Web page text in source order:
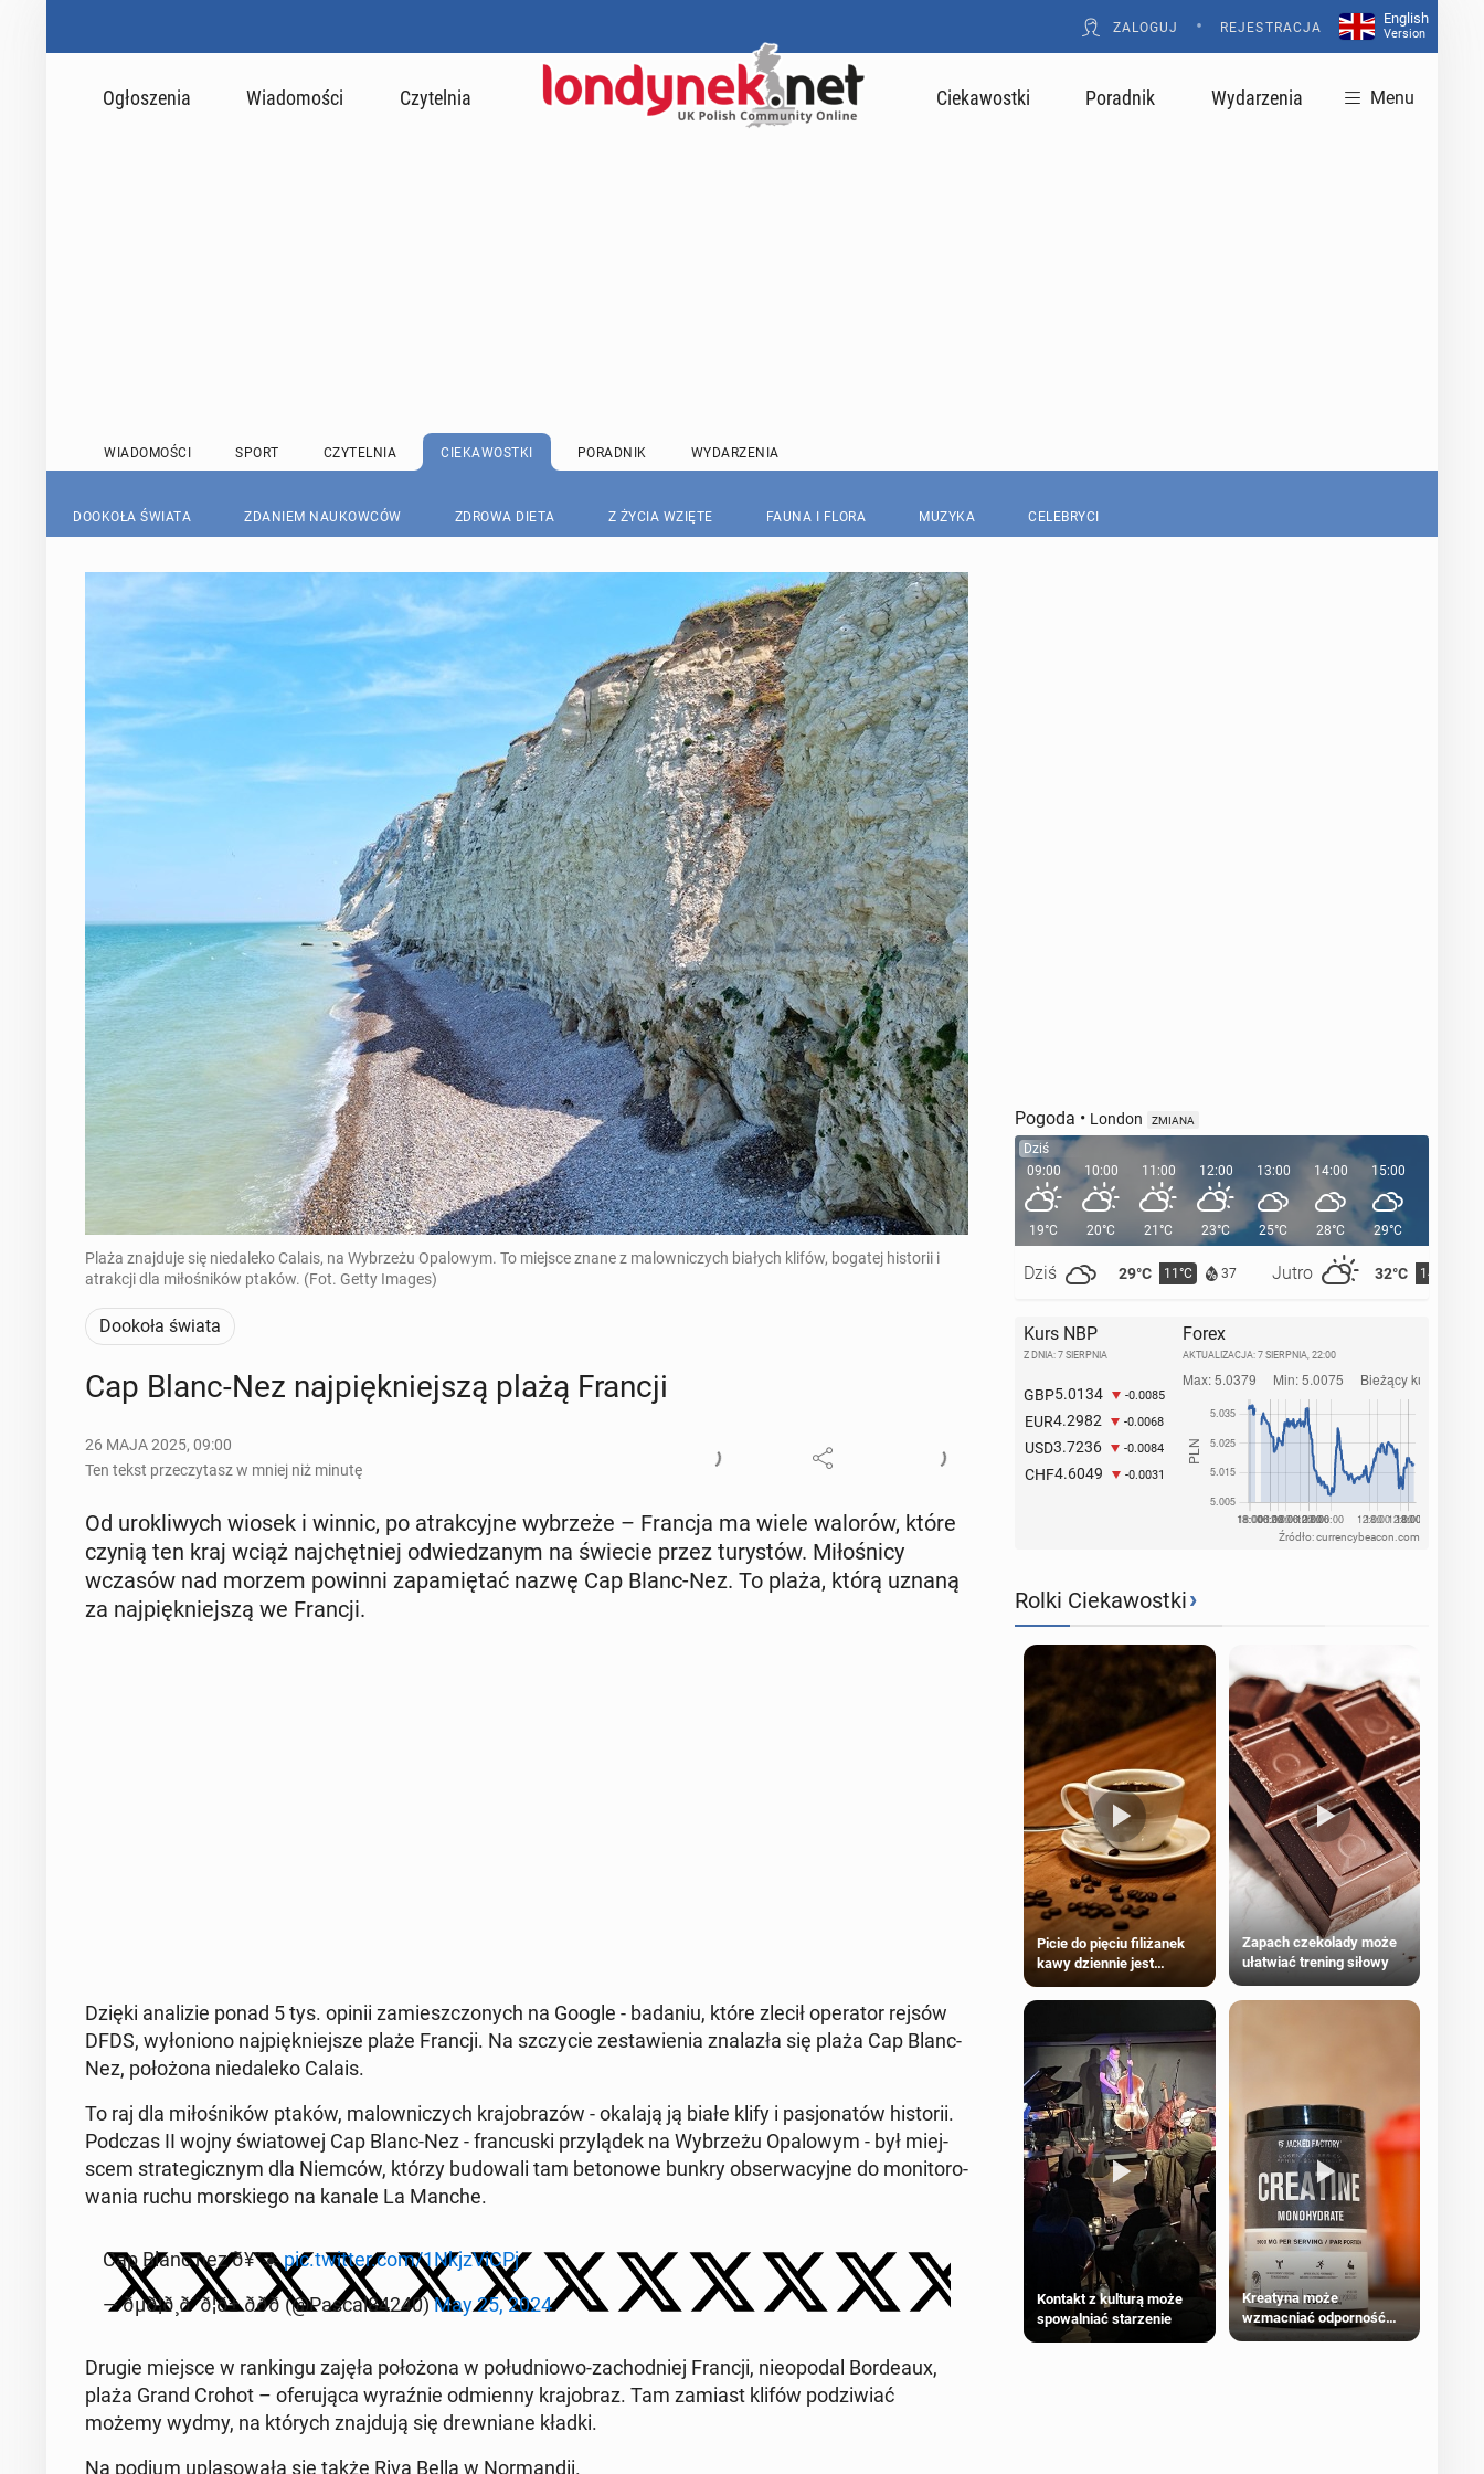
ZALOGUJ • REJESTRACJA
English
Version
Ogłoszenia Wiadomości Czytelnia Ciekawostki Poradnik Wydarzenia Menu
WIADOMOŚCI SPORT CZYTELNIA CIEKAWOSTKI PORADNIK WYDARZENIA
DOOKOŁA ŚWIATA ZDANIEM NAUKOWCÓW ZDROWA DIETA Z ŻYCIA WZIĘTE FAUNA I FLORA MUZYKA CELEBRYCI
Plaża znajduje się niedaleko Calais, na Wybrzeżu Opalowym. To miejsce znane z malowniczych białych klifów, bogatej historii i
atrakcji dla miłośników ptaków. (Fot. Getty Images)
Dookoła świata
Cap Blanc-Nez naj­pięk­niej­szą plażą Francji
26 MAJA 2025, 09:00
Ten tekst przeczytasz w mniej niż minutę
Od uro­kli­wych wiosek i winnic, po atrak­cyj­ne wy­brze­że – Francja ma wiele walorów, które
czynią ten kraj wciąż naj­chęt­niej od­wie­dza­nym na świecie przez tu­ry­stów. Mi­ło­śni­cy
wczasów nad morzem powinni za­pa­mię­tać nazwę Cap Blanc-Nez. To plaża, którą uznaną
za naj­pięk­niej­szą we Francji.
Dzięki ana­li­zie ponad 5 tys. opinii za­miesz­czo­nych na Google - badaniu, które zlecił ope­ra­tor rejsów
DFDS, wy­ło­nio­no naj­pięk­niej­sze plaże Francji. Na szczy­cie ze­sta­wie­nia zna­la­zła się plaża Cap Blanc-
Nez, po­ło­żo­na nie­da­le­ko Calais.
To raj dla mi­ło­śni­ków ptaków, ma­low­ni­czych kra­jo­bra­zów - okalają ją białe klify i pa­sjo­na­tów hi­sto­rii.
Podczas II wojny świa­to­wej Cap Blanc-Nez - fran­cu­ski przy­lą­dek na Wy­brze­żu Opa­lo­wym - był miej­
scem stra­te­gicz­nym dla Niemców, którzy bu­do­wa­li tam be­to­no­we bunkry ob­ser­wa­cyj­ne do mo­ni­to­ro­
wa­nia ruchu mor­skie­go na kanale La Manche.
Cap Blanc nez ð¥°☀️pic.twitter.com/1Nkj­zViCPj
— ðµ​ð¦​ð¸​ð¨​ð¦​ð±​ ððð (@Pascal84240)May 25, 2024
Drugie miejsce w ran­kin­gu zajęła po­ło­żo­na w po­łu­dnio­wo-za­chod­niej Francji, nie­opo­dal Bor­de­aux,
plaża Grand Crohot – ofe­ru­ją­ca wy­raź­nie od­mien­ny kra­jo­braz. Tam zamiast klifów po­dzi­wiać
możemy wydmy, na których znaj­du­ją się drew­nia­ne kładki.
Na podium upla­so­wa­ła się także Riva Bella w Nor­man­dii.
Pogoda • London ZMIANA
Dziś
09:00
19°C
Dziś 29°C 11°C 37 Jutro 32°C 14°C
10:00
20°C
11:00
21°C
12:00
23°C
13:00
25°C
14:00
28°C
15:00
29°C
Kurs NBP
Z DNIA: 7 SIERPNIA
GBP5.0134 -0.0085
EUR4.2982 -0.0068
USD3.7236 -0.0084
CHF4.6049 -0.0031
Forex
AKTUALIZACJA: 7 SIERPNIA, 22:00
Źródło: currencybeacon.com
Rolki Ciekawostki›
Picie do pięciu filiżanek
kawy dziennie jest
większości dorosłych
Zapach czekolady może
ułatwiać trening siłowy
Kontakt z kulturą może
spowalniać starzenie
Kreatyna może
wzmacniać odporność
przeciw nowotworom